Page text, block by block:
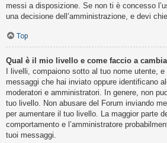
messi a disposizione. Se non ti è concesso
una decisione dell’amministrazione, e devi
Top
Qual è il mio livello e come faccio a
I livelli, compaiono sotto al tuo nome utente,
messaggi che hai inviato oppure identificano
moderatori e amministratori. In genere, non
tuo livello. Non abusare del Forum inviando
per aumentare il tuo livello. La maggior parte
comportamento e l’amministratore
tuoi messaggi.